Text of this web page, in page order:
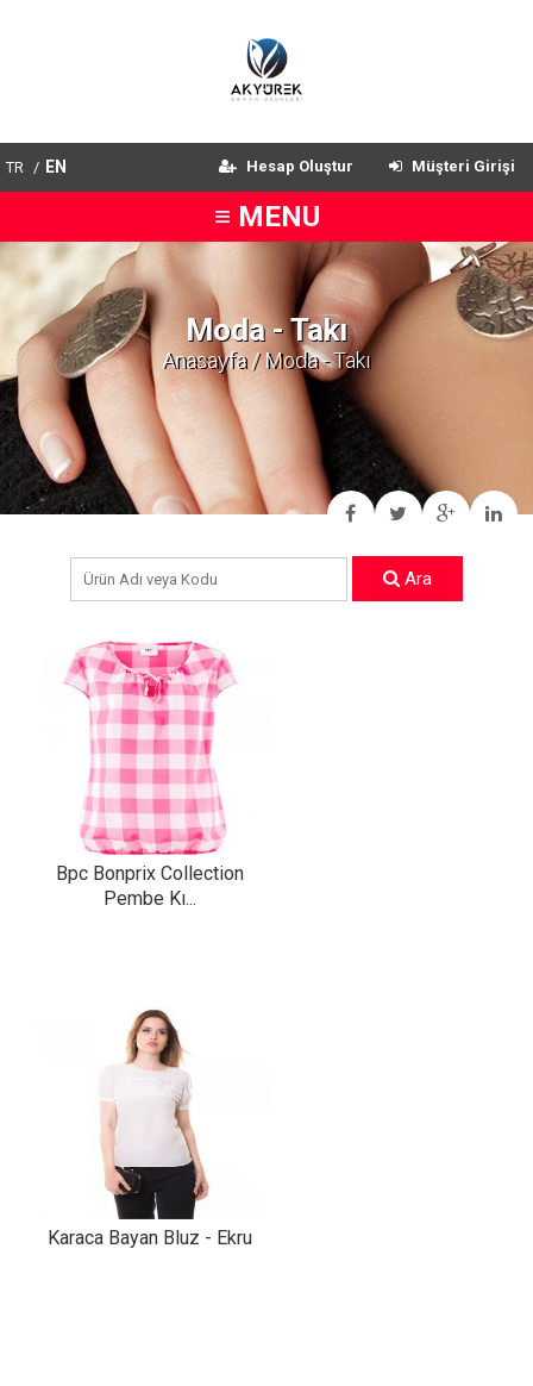
TR / EN Müşteri Girişi
Hesap Oluştur
≡ MENU
Moda - Takı
Anasayfa/ Moda - Takı
Ara
Bpc Bonprix Collection
Pembe Kı...
Karaca Bayan Bluz - Ekru